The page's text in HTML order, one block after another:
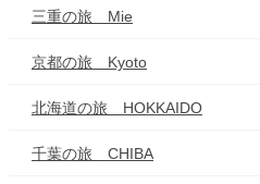
三重の旅 Mie
京都の旅 Kyoto
北海道の旅 HOKKAIDO
千葉の旅 CHIBA